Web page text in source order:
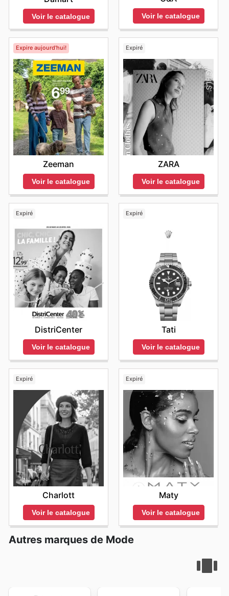
Voir le catalogue Voir le catalogue
Expire aujourd'hui!
Zeeman
Voir le catalogue
Expiré
ZARA
Voir le catalogue
Expiré
DistriCenter
Voir le catalogue
Expiré
Tati
Voir le catalogue
Expiré
Charlott
Voir le catalogue
Expiré
Maty
Voir le catalogue
Autres marques de Mode